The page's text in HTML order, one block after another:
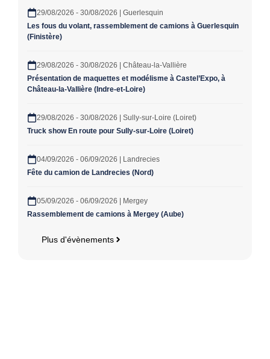
29/08/2026 - 30/08/2026 | Guerlesquin
Les fous du volant, rassemblement de camions à Guerlesquin
(Finistère)
29/08/2026 - 30/08/2026 | Château-la-Vallière
Présentation de maquettes et modélisme à Castel’Expo, à
Château-la-Vallière (Indre-et-Loire)
29/08/2026 - 30/08/2026 | Sully-sur-Loire (Loiret)
Truck show En route pour Sully-sur-Loire (Loiret)
04/09/2026 - 06/09/2026 | Landrecies
Fête du camion de Landrecies (Nord)
05/09/2026 - 06/09/2026 | Mergey
Rassemblement de camions à Mergey (Aube)
Plus d'évènements